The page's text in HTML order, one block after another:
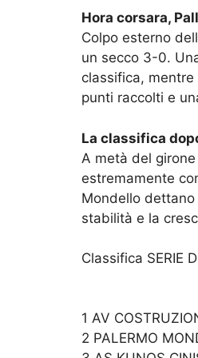
Hora corsara,
Colpo esterno
un secco 3-0.
classifica,
punti raccolti e
La classifica
A metà del
estremamente
Mondello
stabilità e la
Classifica SERIE
1 AV
2 PALERMO